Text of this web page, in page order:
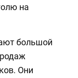
на
большой
Они